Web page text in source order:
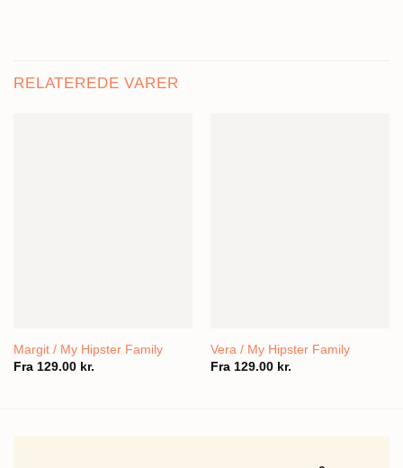
RELATEREDE VARER
Margit / My Hipster Family
Fra 129.00 kr.
Vera / My Hipster Family
Fra 129.00 kr.